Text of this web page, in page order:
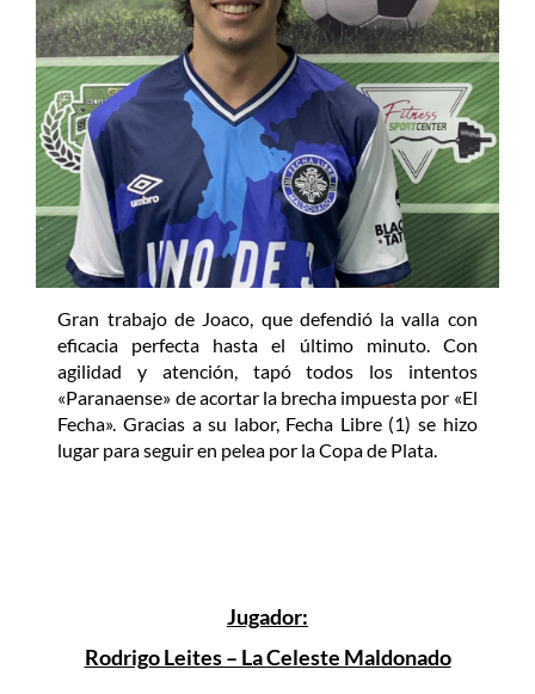
Gran trabajo de Joaco, que defendió la valla con
eficacia perfecta hasta el último minuto. Con
agilidad y atención, tapó todos los intentos
«Paranaense» de acortar la brecha impuesta por «El
Fecha». Gracias a su labor, Fecha Libre (1) se hizo
lugar para seguir en pelea por la Copa de Plata.
Jugador:
Rodrigo Leites – La Celeste Maldonado